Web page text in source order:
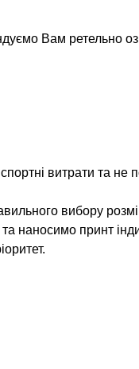
Вам ретельно
витрати та не
вибору
наносимо принт